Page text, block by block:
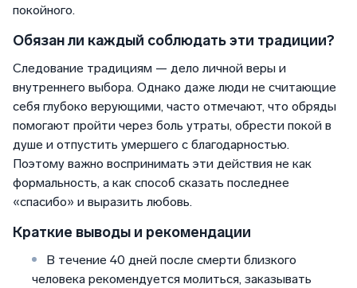
покойного.
Обязан ли каждый соблюдать эти традиции?
Следование традициям — дело личной веры и
внутреннего выбора. Однако даже люди не считающие
себя глубоко верующими, часто отмечают, что обряды
помогают пройти через боль утраты, обрести покой в
душе и отпустить умершего с благодарностью.
Поэтому важно воспринимать эти действия не как
формальность, а как способ сказать последнее
«спасибо» и выразить любовь.
Краткие выводы и рекомендации
В течение 40 дней после смерти близкого
человека рекомендуется молиться, заказывать